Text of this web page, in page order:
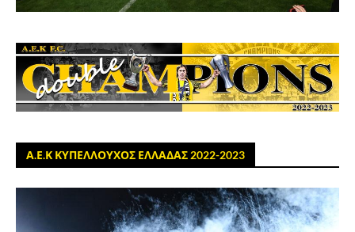
Α.Ε.Κ ΚΥΠΕΛΛΟΥΧΟΣ ΕΛΛΑΔΑΣ 2022-2023